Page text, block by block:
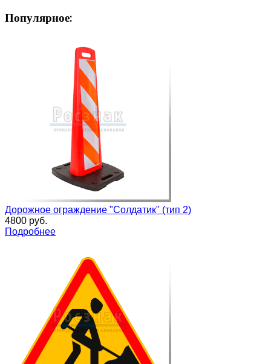
Популярное:
Дорожное ограждение "Солдатик" (тип 2)
4800 руб.
Подробнее